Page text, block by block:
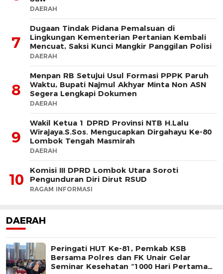
DAERAH
7
Dugaan Tindak Pidana Pemalsuan di
Lingkungan Kementerian Pertanian Kembali
Mencuat, Saksi Kunci Mangkir Panggilan Polisi
DAERAH
8
Menpan RB Setujui Usul Formasi PPPK Paruh
Waktu, Bupati Najmul Akhyar Minta Non ASN
Segera Lengkapi Dokumen
DAERAH
9
Wakil Ketua 1 DPRD Provinsi NTB H.Lalu
Wirajaya.S.Sos. Mengucapkan Dirgahayu Ke-80
Lombok Tengah Masmirah
DAERAH
10
Komisi III DPRD Lombok Utara Soroti
Pengunduran Diri Dirut RSUD
RAGAM INFORMASI
DAERAH
Peringati HUT Ke-81, Pemkab KSB
Bersama Polres dan FK Unair Gelar
Seminar Kesehatan “1000 Hari Pertama